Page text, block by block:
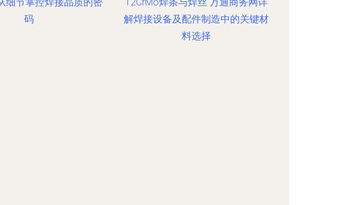
码
解焊接设备及配件制造中的关键材
料选择